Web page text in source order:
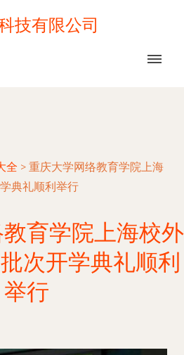
技有限公司
全 > 重庆大学网络教育学院上海
典礼顺利举行
育学院上海校外
次开学典礼顺利
举行